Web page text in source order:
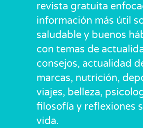
revista gratuita
información más útil
saludable y buenos
con temas de
consejos, actualidad
marcas, nutrición,
viajes, belleza,
filosofía y reflexiones
vida.